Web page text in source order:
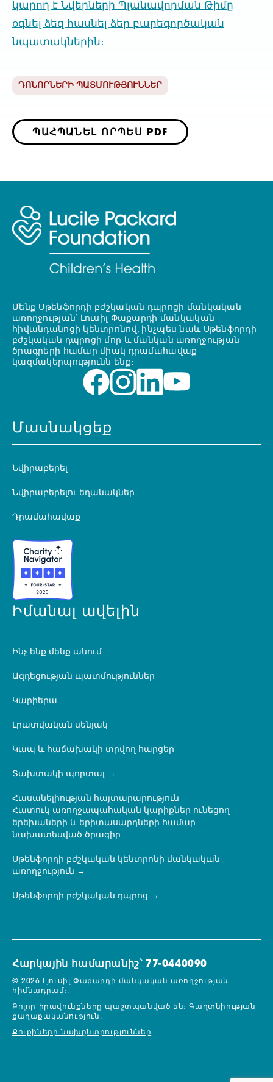
կարող է Նվերների Պլանավորման Թիմը
օգնել ձեզ հասնել ձեր բարեգործական
նպատակներին։
ԴՈՆՈՐՆԵՐԻ ՊԱՏՄՈՒԹՅՈՒՆՆԵՐ
ՊԱՀՊԱՆԵԼ ՈՐՊԵՍ PDF
Մենք Սթենֆորդի բժշկական դպրոցի մանկական
առողջության՝ Լուսիլ Փաքարդի մանկական
հիվանդանոցի կենտրոնով, ինչպես նաև Սթենֆորդի
բժշկական դպրոցի մոր և մանկան առողջության
ծրագրերի համար միակ դրամահավաք
կազմակերպությունն ենք։
Մասնակցեք
Նվիրաբերել
Նվիրաբերելու եղանակներ
Դրամահավաք
Իմանալ ավելին
Ինչ ենք մենք անում
Ազդեցության պատմություններ
Կարիերա
Լրատվական սենյակ
Կապ և հաճախակի տրվող հարցեր
Տախտակի պորտալ
Հասանելիության հայտարարություն
Հատուկ առողջապահական կարիքներ ունեցող
երեխաների և երիտասարդների համար
նախատեսված ծրագիր
Սթենֆորդի բժշկական կենտրոնի մանկական
առողջություն
Սթենֆորդի բժշկական դպրոց
Հարկային համարանիշ՝ 77-0440090
© 2026 Լյուսիլ Փաքարդի մանկական առողջության
հիմնադրամ։.
Բոլոր իրավունքները պաշտպանված են։Գաղտնիության
քաղաքականություն.
Քուքիների նախընտրություններ